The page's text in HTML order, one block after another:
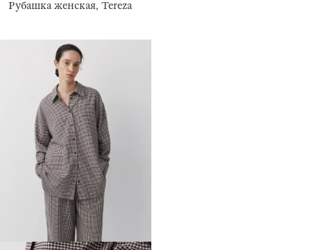
Рубашка женская, Tereza